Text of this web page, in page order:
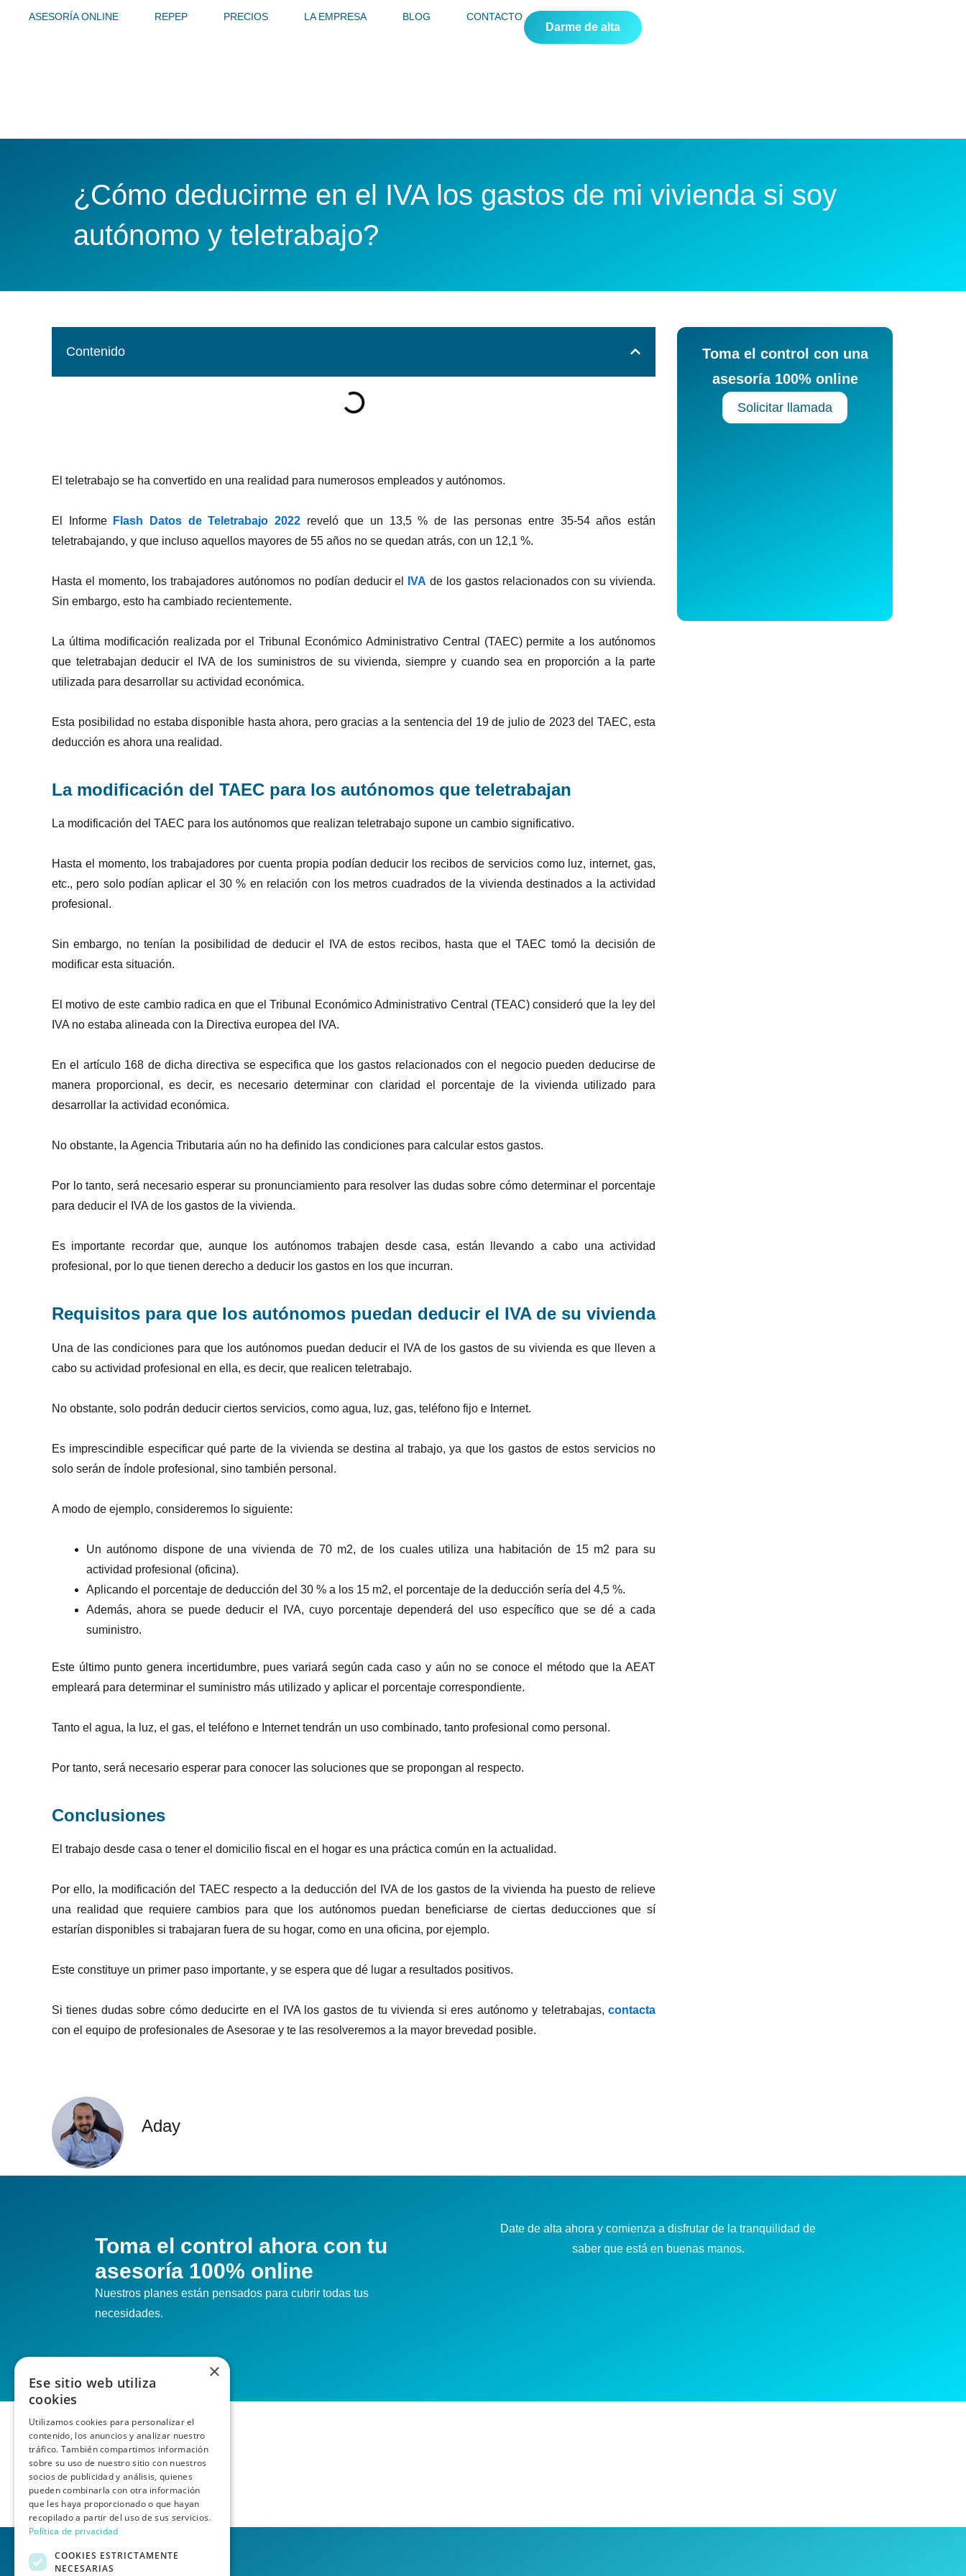
ASESORÍA ONLINE REPEP PRECIOS LA EMPRESA BLOG CONTACTO
Darme de alta
¿Cómo deducirme en el IVA los gastos de mi vivienda si soy
autónomo y teletrabajo?
Contenido
El teletrabajo se ha convertido en una realidad para numerosos empleados y autónomos.
El Informe Flash Datos de Teletrabajo 2022 reveló que un 13,5 % de las personas entre 35-54 años están
teletrabajando, y que incluso aquellos mayores de 55 años no se quedan atrás, con un 12,1 %.
Hasta el momento, los trabajadores autónomos no podían deducir el IVA de los gastos relacionados con su vivienda.
Sin embargo, esto ha cambiado recientemente.
La última modificación realizada por el Tribunal Económico Administrativo Central (TAEC) permite a los autónomos
que teletrabajan deducir el IVA de los suministros de su vivienda, siempre y cuando sea en proporción a la parte
utilizada para desarrollar su actividad económica.
Esta posibilidad no estaba disponible hasta ahora, pero gracias a la sentencia del 19 de julio de 2023 del TAEC, esta
deducción es ahora una realidad.
La modificación del TAEC para los autónomos que teletrabajan
La modificación del TAEC para los autónomos que realizan teletrabajo supone un cambio significativo.
Hasta el momento, los trabajadores por cuenta propia podían deducir los recibos de servicios como luz, internet, gas,
etc., pero solo podían aplicar el 30 % en relación con los metros cuadrados de la vivienda destinados a la actividad
profesional.
Sin embargo, no tenían la posibilidad de deducir el IVA de estos recibos, hasta que el TAEC tomó la decisión de
modificar esta situación.
El motivo de este cambio radica en que el Tribunal Económico Administrativo Central (TEAC) consideró que la ley del
IVA no estaba alineada con la Directiva europea del IVA.
En el artículo 168 de dicha directiva se especifica que los gastos relacionados con el negocio pueden deducirse de
manera proporcional, es decir, es necesario determinar con claridad el porcentaje de la vivienda utilizado para
desarrollar la actividad económica.
No obstante, la Agencia Tributaria aún no ha definido las condiciones para calcular estos gastos.
Por lo tanto, será necesario esperar su pronunciamiento para resolver las dudas sobre cómo determinar el porcentaje
para deducir el IVA de los gastos de la vivienda.
Es importante recordar que, aunque los autónomos trabajen desde casa, están llevando a cabo una actividad
profesional, por lo que tienen derecho a deducir los gastos en los que incurran.
Requisitos para que los autónomos puedan deducir el IVA de su vivienda
Una de las condiciones para que los autónomos puedan deducir el IVA de los gastos de su vivienda es que lleven a
cabo su actividad profesional en ella, es decir, que realicen teletrabajo.
No obstante, solo podrán deducir ciertos servicios, como agua, luz, gas, teléfono fijo e Internet.
Es imprescindible especificar qué parte de la vivienda se destina al trabajo, ya que los gastos de estos servicios no
solo serán de índole profesional, sino también personal.
A modo de ejemplo, consideremos lo siguiente:
Un autónomo dispone de una vivienda de 70 m2, de los cuales utiliza una habitación de 15 m2 para su
actividad profesional (oficina).
Aplicando el porcentaje de deducción del 30 % a los 15 m2, el porcentaje de la deducción sería del 4,5 %.
Además, ahora se puede deducir el IVA, cuyo porcentaje dependerá del uso específico que se dé a cada
suministro.
Este último punto genera incertidumbre, pues variará según cada caso y aún no se conoce el método que la AEAT
empleará para determinar el suministro más utilizado y aplicar el porcentaje correspondiente.
Tanto el agua, la luz, el gas, el teléfono e Internet tendrán un uso combinado, tanto profesional como personal.
Por tanto, será necesario esperar para conocer las soluciones que se propongan al respecto.
Conclusiones
El trabajo desde casa o tener el domicilio fiscal en el hogar es una práctica común en la actualidad.
Por ello, la modificación del TAEC respecto a la deducción del IVA de los gastos de la vivienda ha puesto de relieve
una realidad que requiere cambios para que los autónomos puedan beneficiarse de ciertas deducciones que sí
estarían disponibles si trabajaran fuera de su hogar, como en una oficina, por ejemplo.
Este constituye un primer paso importante, y se espera que dé lugar a resultados positivos.
Si tienes dudas sobre cómo deducirte en el IVA los gastos de tu vivienda si eres autónomo y teletrabajas, contacta
con el equipo de profesionales de Asesorae y te las resolveremos a la mayor brevedad posible.
Aday
Toma el control con una
asesoría 100% online
Solicitar llamada
Toma el control ahora con tu
asesoría 100% online
Nuestros planes están pensados para cubrir todas tus
necesidades.
Date de alta ahora y comienza a disfrutar de la tranquilidad de
saber que está en buenas manos.
×
Ese sitio web utiliza
cookies
Utilizamos cookies para personalizar el
contenido, los anuncios y analizar nuestro
tráfico. También compartimos información
sobre su uso de nuestro sitio con nuestros
socios de publicidad y análisis, quienes
pueden combinarla con otra información
que les haya proporcionado o que hayan
recopilado a partir del uso de sus servicios.
Política de privacidad
COOKIES ESTRICTAMENTE
NECESARIAS